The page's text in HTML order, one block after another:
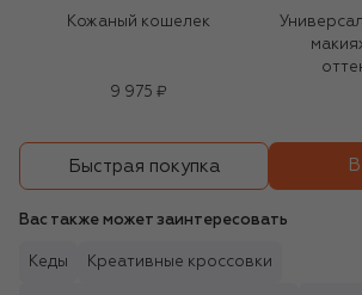
Кожаный кошелек
9 975 ₽
Быстрая покупка
Вас также может заинтересовать
Кеды Креативные кроссовки